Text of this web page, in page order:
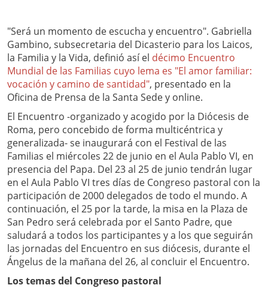
"Será un momento de escucha y encuentro". Gabriella
Gambino, subsecretaria del Dicasterio para los Laicos,
la Familia y la Vida, definió así el décimo Encuentro
Mundial de las Familias cuyo lema es "El amor familiar:
vocación y camino de santidad", presentado en la
Oficina de Prensa de la Santa Sede y online.
El Encuentro -organizado y acogido por la Diócesis de
Roma, pero concebido de forma multicéntrica y
generalizada- se inaugurará con el Festival de las
Familias el miércoles 22 de junio en el Aula Pablo VI, en
presencia del Papa. Del 23 al 25 de junio tendrán lugar
en el Aula Pablo VI tres días de Congreso pastoral con la
participación de 2000 delegados de todo el mundo. A
continuación, el 25 por la tarde, la misa en la Plaza de
San Pedro será celebrada por el Santo Padre, que
saludará a todos los participantes y a los que seguirán
las jornadas del Encuentro en sus diócesis, durante el
Ángelus de la mañana del 26, al concluir el Encuentro.
Los temas del Congreso pastoral